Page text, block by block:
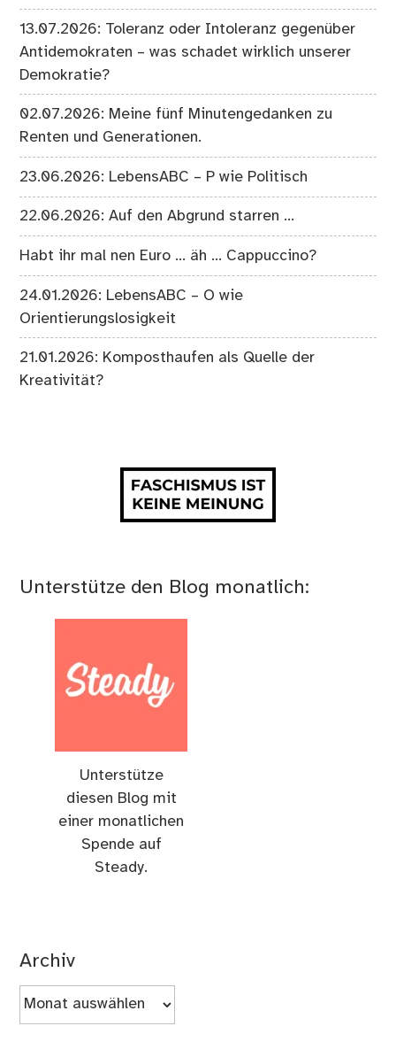
13.07.2026: Toleranz oder Intoleranz gegenüber
Antidemokraten – was schadet wirklich unserer
Demokratie?
02.07.2026: Meine fünf Minutengedanken zu
Renten und Generationen.
23.06.2026: LebensABC – P wie Politisch
22.06.2026: Auf den Abgrund starren …
Habt ihr mal nen Euro … äh … Cappuccino?
24.01.2026: LebensABC – O wie
Orientierungslosigkeit
21.01.2026: Komposthaufen als Quelle der
Kreativität?
Unterstütze den Blog monatlich:
Unterstütze
diesen Blog mit
einer monatlichen
Spende auf
Steady.
Archiv
Archiv